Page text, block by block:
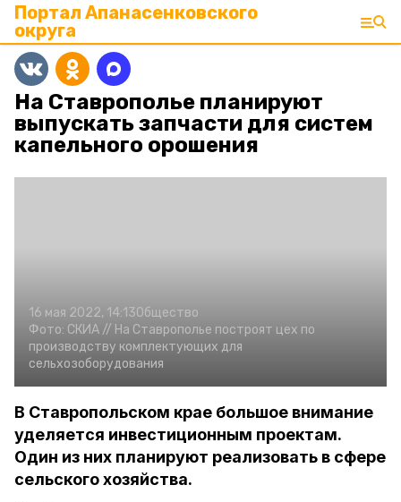
Портал Апанасенковского
округа
На Ставрополье планируют
выпускать запчасти для систем
капельного орошения
16 мая 2022, 14:13Общество
Фото: СКИА // На Ставрополье построят цех по
производству комплектующих для
сельхозоборудования
В Ставропольском крае большое внимание
уделяется инвестиционным проектам.
Один из них планируют реализовать в сфере
сельского хозяйства.